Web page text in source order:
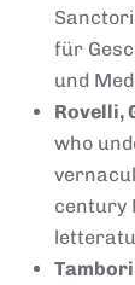
für
und
Rovelli,
who
century